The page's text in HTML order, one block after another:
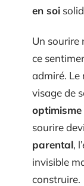
en soi
Un sourire
ce
admiré. Le
visage de
optimisme
sourire
parental,
invisible
construire.